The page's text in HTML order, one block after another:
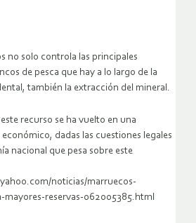
no solo controla las principales
de pesca que hay a lo largo de la
también la extracción del mineral.
recurso se ha vuelto en una
dadas las cuestiones legales
nacional que pesa sobre este
noticias/marruecos-
mayores-reservas-062005385.html